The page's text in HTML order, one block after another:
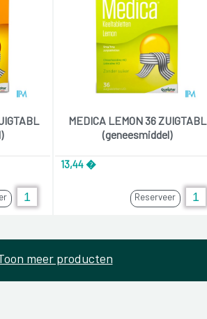
MEDICA LEMON 36 ZUIGTABL
(geneesmiddel)
13,44 �
Reserveer
meer producten